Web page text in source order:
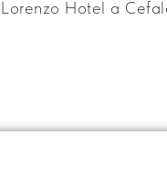
Hotel a